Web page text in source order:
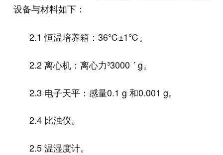
设备与材料如下：
2.1 恒温培养箱：36℃±1℃。
2.2 离心机：离心力³3000 ´ g。
2.3 电子天平：感量0.1 g 和0.001 g。
2.4 比浊仪。
2.5 温湿度计。